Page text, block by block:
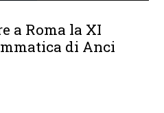
a Roma la XI
di Anci